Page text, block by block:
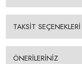
TAKSİT SEÇENEKLERİ
ÖNERİLERİNİZ